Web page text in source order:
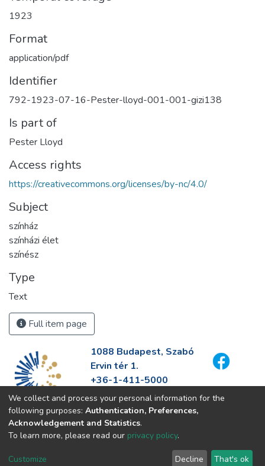
1923
Format
application/pdf
Identifier
792-1923-07-16-Pester-lloyd-001-001-gizi138
Is part of
Pester Lloyd
Access rights
https://creativecommons.org/licenses/by-nc/4.0/
Subject
színház
színházi élet
színész
Type
Text
Full item page
1088 Budapest, Szabó
Ervin tér 1.
+36-1-411-5000
info@fszek.hu
https://fszek.hu
We collect and process your personal information for the
following purposes: Authentication, Preferences,
Acknowledgement and Statistics.
To learn more, please read our privacy policy.
Customize Decline That's ok